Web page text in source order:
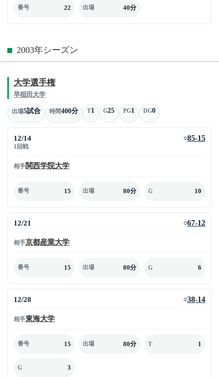
番号 22 出場 40分
2003年シーズン
大学選手権
早稲田大学
出場5試合 時間400分 T1 G25 PG1 DG0
12/14
1回戦
○85-15
相手関西学院大学
番号 15 出場 80分 G 10
12/21 ○67-12
相手京都産業大学
番号 15 出場 80分 G 6
12/28 ○38-14
相手東海大学
番号 15 出場 80分 T 1
G 3